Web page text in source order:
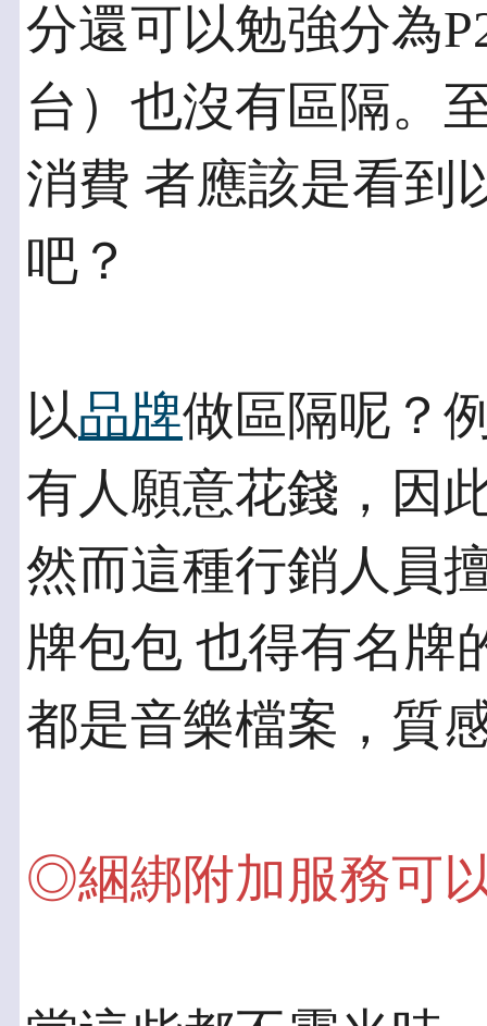
分還可以勉強分為
台）也沒有區隔。
消費 者應該是看到
吧？
以品牌做區隔呢？
有人願意花錢，因
然而這種行銷人員
牌包包 也得有名牌
都是音樂檔案，質
◎綑綁附加服務可